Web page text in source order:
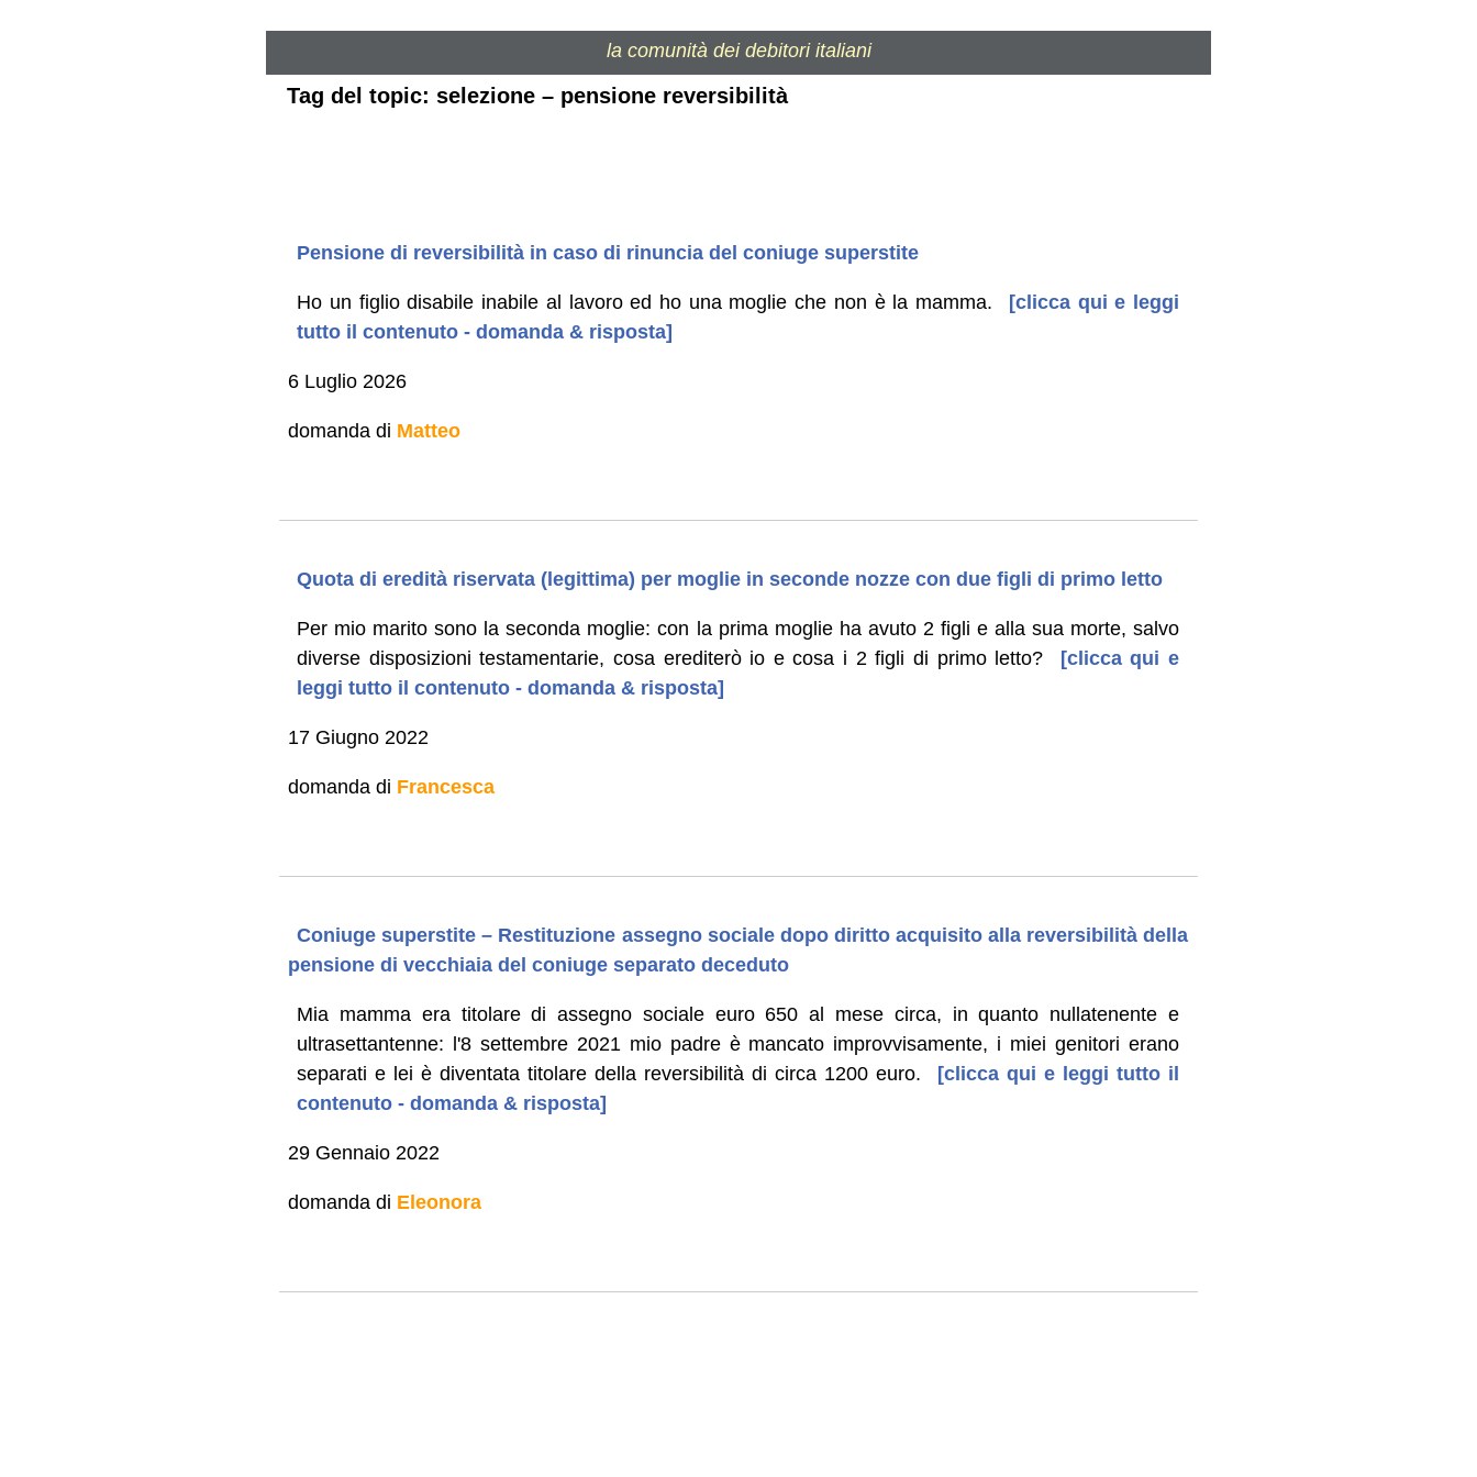
la comunità dei debitori italiani
Tag del topic: selezione – pensione reversibilità
Pensione di reversibilità in caso di rinuncia del coniuge superstite
Ho un figlio disabile inabile al lavoro ed ho una moglie che non è la mamma.
[clicca qui e leggi
tutto il contenuto - domanda & risposta]
6 Luglio 2026
domanda di Matteo
Quota di eredità riservata (legittima) per moglie in seconde nozze con due figli di primo letto
Per mio marito sono la seconda moglie: con la prima moglie ha avuto 2 figli e alla sua morte, salvo
diverse disposizioni testamentarie, cosa erediterò io e cosa i 2 figli di primo letto?
[clicca qui e
leggi tutto il contenuto - domanda & risposta]
17 Giugno 2022
domanda di Francesca
Coniuge superstite – Restituzione assegno sociale dopo diritto acquisito alla reversibilità della
pensione di vecchiaia del coniuge separato deceduto
Mia mamma era titolare di assegno sociale euro 650 al mese circa, in quanto nullatenente e
ultrasettantenne: l'8 settembre 2021 mio padre è mancato improvvisamente, i miei genitori erano
separati e lei è diventata titolare della reversibilità di circa 1200 euro.
[clicca qui e leggi tutto il
contenuto - domanda & risposta]
29 Gennaio 2022
domanda di Eleonora